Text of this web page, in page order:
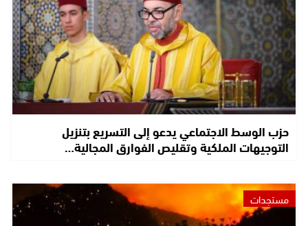
حزب الوسط الاجتماعي يدعو إلى التسريع بتنزيل
التوجيهات الملكية وتقليص الفوارق المجالية…
مستجدات